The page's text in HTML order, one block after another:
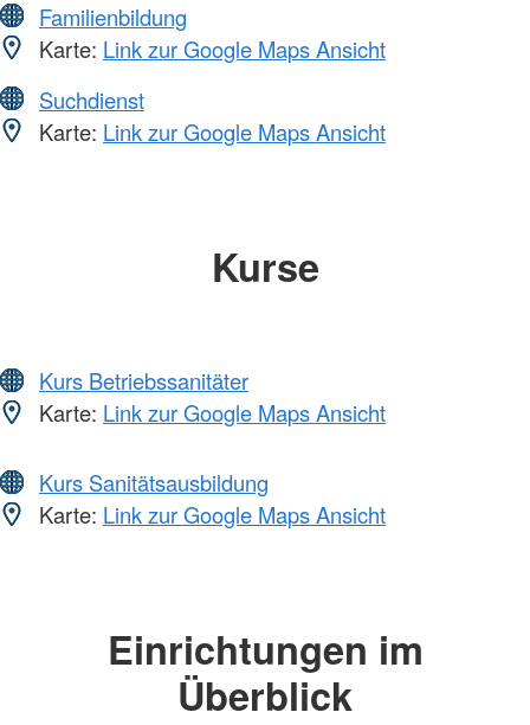
Familienbildung
Karte: Link zur Google Maps Ansicht
Suchdienst
Karte: Link zur Google Maps Ansicht
Kurse
Kurs Betriebssanitäter
Karte: Link zur Google Maps Ansicht
Kurs Sanitätsausbildung
Karte: Link zur Google Maps Ansicht
Einrichtungen im
Überblick